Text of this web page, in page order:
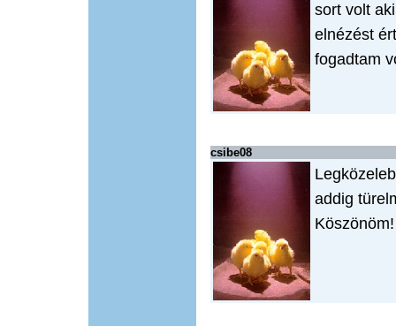
sort volt
elnézést
fogadtam
csibe08
addig
Köszönöm!